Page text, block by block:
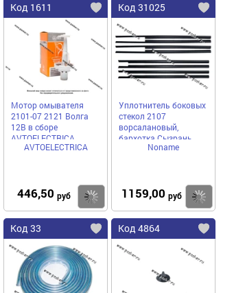
Код 1611
Мотор омывателя
2101-07 2121 Волга
12В в сборе
AVTOELECTRICA
AVTOELECTRICA
446,50 руб Купить
Код 31025
Уплотнитель боковых
стекол 2107
ворсалановый,
бархотка Сызрань
Noname
1159,00 руб
Код 33 Код 4864